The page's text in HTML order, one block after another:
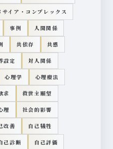
サイア・コンプレックス
事例 人間関係
共依存 共感
設定 対人関係
心理学 心理療法
求 救世主願望
理 社会的影響
改善 自己犠牲
己診断 自己評価